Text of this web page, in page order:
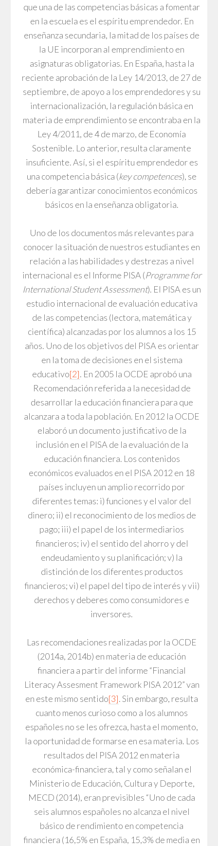
que una de las competencias básicas a fomentar
en la escuela es el espíritu emprendedor. En
enseñanza secundaria, la mitad de los países de
la UE incorporan al emprendimiento en
asignaturas obligatorias. En España, hasta la
reciente aprobación de la Ley 14/2013, de 27 de
septiembre, de apoyo a los emprendedores y su
internacionalización, la regulación básica en
materia de emprendimiento se encontraba en la
Ley 4/2011, de 4 de marzo, de Economía
Sostenible. Lo anterior, resulta claramente
insuficiente. Así, si el espíritu emprendedor es
una competencia básica (key competences), se
debería garantizar conocimientos económicos
básicos en la enseñanza obligatoria.
Uno de los documentos más relevantes para
conocer la situación de nuestros estudiantes en
relación a las habilidades y destrezas a nivel
internacional es el Informe PISA (Programme for
International Student Assessment). El PISA es un
estudio internacional de evaluación educativa
de las competencias (lectora, matemática y
científica) alcanzadas por los alumnos a los 15
años. Uno de los objetivos del PISA es orientar
en la toma de decisiones en el sistema
educativo[2]. En 2005 la OCDE aprobó una
Recomendación referida a la necesidad de
desarrollar la educación financiera para que
alcanzara a toda la población. En 2012 la OCDE
elaboró un documento justificativo de la
inclusión en el PISA de la evaluación de la
educación financiera. Los contenidos
económicos evaluados en el PISA 2012 en 18
países incluyen un amplio recorrido por
diferentes temas: i) funciones y el valor del
dinero; ii) el reconocimiento de los medios de
pago; iii) el papel de los intermediarios
financieros; iv) el sentido del ahorro y del
endeudamiento y su planificación; v) la
distinción de los diferentes productos
financieros; vi) el papel del tipo de interés y vii)
derechos y deberes como consumidores e
inversores.
Las recomendaciones realizadas por la OCDE
(2014a, 2014b) en materia de educación
financiera a partir del informe “Financial
Literacy Assesment Framework PISA 2012” van
en este mismo sentido[3]. Sin embargo, resulta
cuanto menos curioso como a los alumnos
españoles no se les ofrezca, hasta el momento,
la oportunidad de formarse en esa materia. Los
resultados del PISA 2012 en materia
económica-financiera, tal y como señalan el
Ministerio de Educación, Cultura y Deporte,
MECD (2014), eran previsibles “Uno de cada
seis alumnos españoles no alcanza el nivel
básico de rendimiento en competencia
financiera (16,5% en España, 15,3% de media en